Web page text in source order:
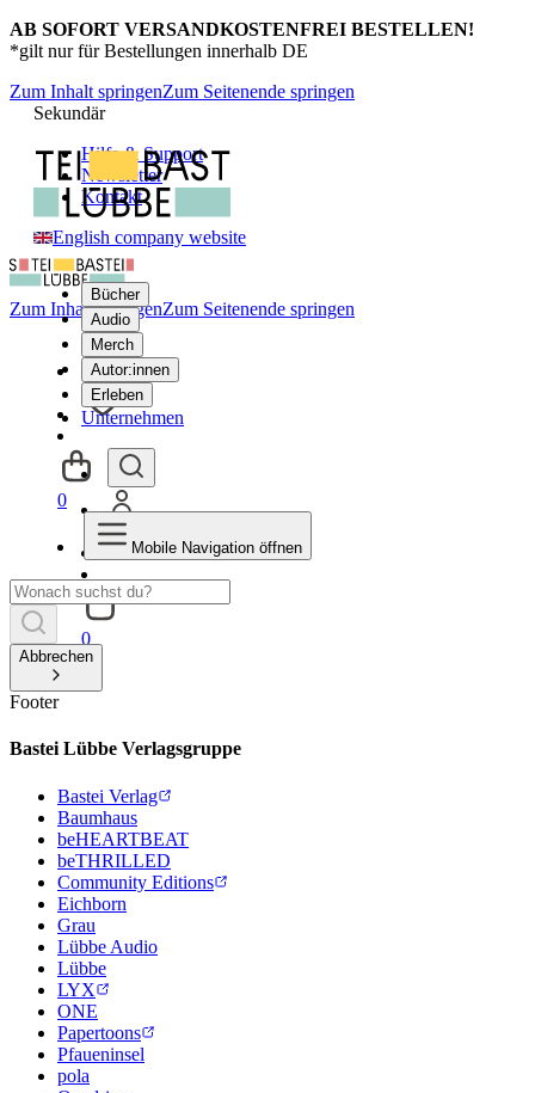
AB SOFORT VERSANDKOSTENFREI BESTELLEN!
*gilt nur für Bestellungen innerhalb DE
Zum Inhalt springenZum Seitenende springen
Sekundär
Hilfe & Support
Newsletter
Kontakt
English company website
Bücher
Audio
Merch
Autor:innen
Erleben
Unternehmen
0
Zum Inhalt springenZum Seitenende springen
0
Mobile Navigation öffnen
Abbrechen
Footer
Bastei Lübbe Verlagsgruppe
Bastei Verlag
Baumhaus
beHEARTBEAT
beTHRILLED
Community Editions
Eichborn
Grau
Lübbe Audio
Lübbe
LYX
ONE
Papertoons
Pfaueninsel
pola